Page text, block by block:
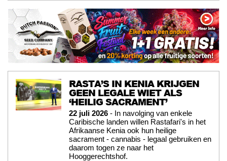
RASTA’S IN KENIA KRIJGEN
GEEN LEGALE WIET ALS
‘HEILIG SACRAMENT’
22 juli 2026 - In navolging van enkele
Caribische landen willen Rastafari's in het
Afrikaanse Kenia ook hun heilige
sacrament - cannabis - legaal gebruiken en
daarom togen ze naar het
Hooggerechtshof.